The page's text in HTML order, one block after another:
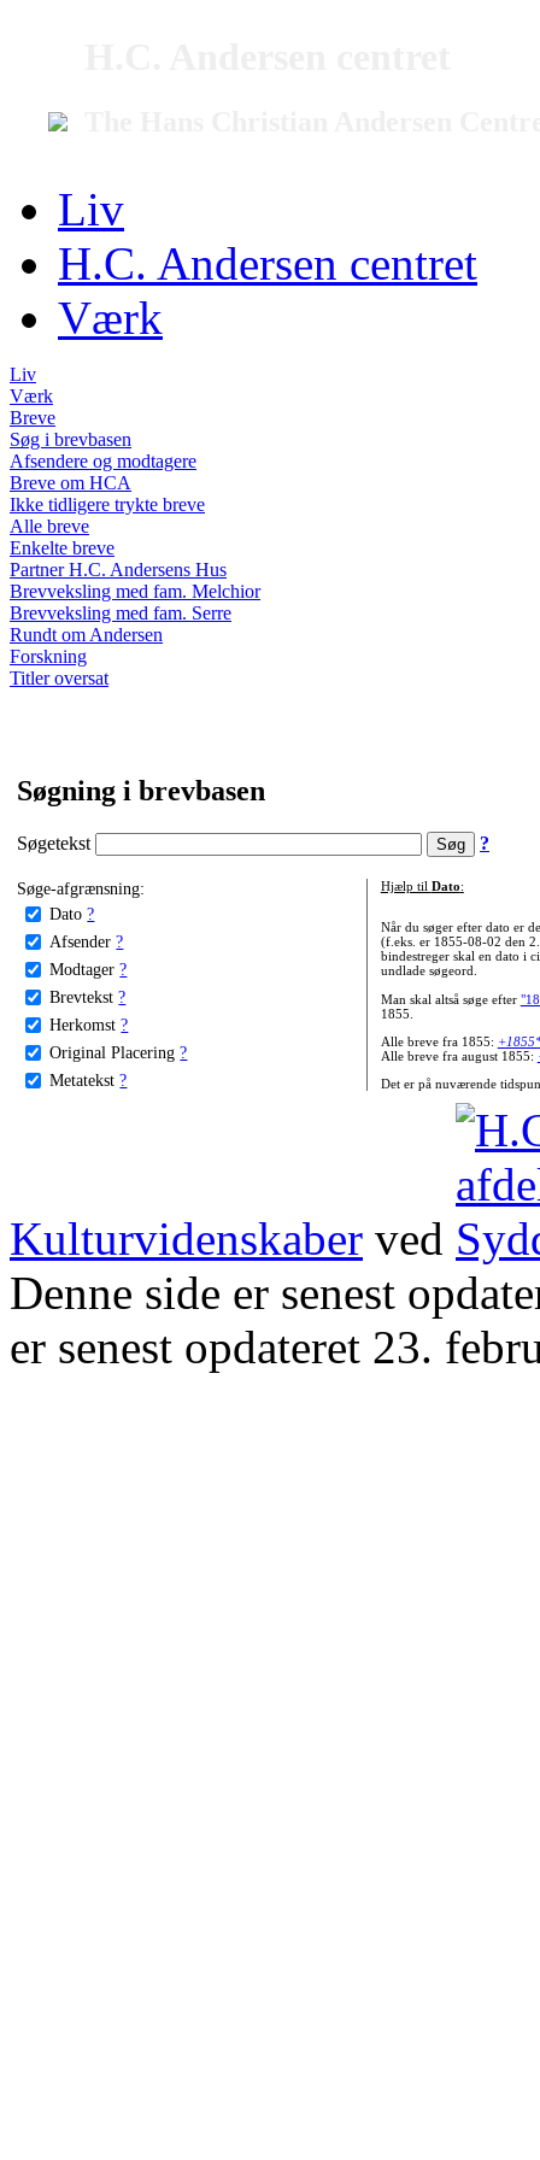
Liv
H.C. Andersen centret
Værk
Liv
Værk
Breve
Søg i brevbasen
Afsendere og modtagere
Breve om HCA
Ikke tidligere trykte breve
Alle breve
Enkelte breve
Partner H.C. Andersens Hus
Brevveksling med fam. Melchior
Brevveksling med fam. Serre
Rundt om Andersen
Forskning
Titler oversat
Søgning i brevbasen
Søgetekst ?
Søge-afgrænsning:
Dato ?
Afsender ?
Modtager ?
Brevtekst ?
Herkomst ?
Original Placering ?
Metatekst ?
Hjælp til Dato:
Når du søger efter dato er
(f.eks. er 1855-08-02 den
bindestreger skal en dato i
undlade søgeord.
Man skal altså søge efter
1855.
Alle breve fra 1855:
Alle breve fra august 1855:
Det er på nuværende
Kulturvidenskaber ved
Denne side er senest
er senest opdateret 23.